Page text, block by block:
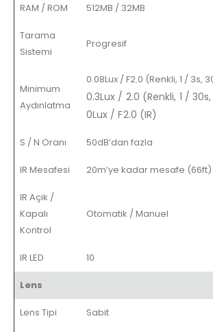
RAM / ROM 512MB / 32MB
Tarama
Sistemi
Progresif
Minimum
Aydınlatma
0.08Lux / F2.0 (Renkli, 1 / 3s,
0.3Lux / 2.0 (Renkli, 1 / 30s,
0Lux / F2.0 (IR)
S / N Oranı 50dB’dan fazla
IR Mesafesi 20m’ye kadar mesafe (66ft)
IR Açık /
Kapalı
Kontrol
Otomatik / Manuel
IR LED 10
Lens
Lens Tipi Sabit